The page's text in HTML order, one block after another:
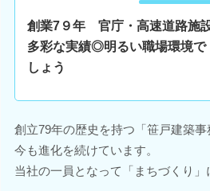
創業7９年 官庁・高速道路施
多彩な実績◎明るい職場環境で
しょう
創立79年の歴史を持つ「笹戸建築事
今も進化を続けています。
当社の一員となって「まちづくり」